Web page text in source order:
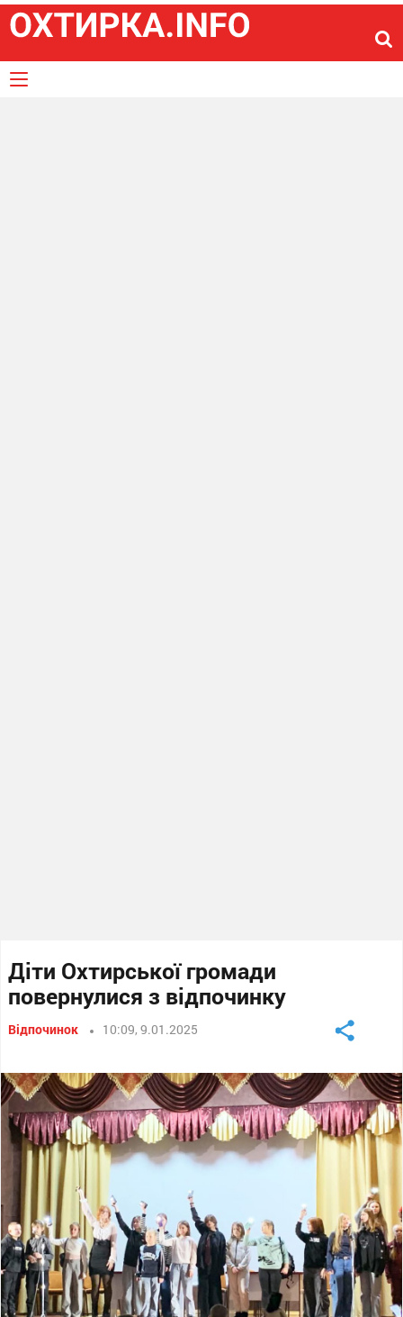
Діти Охтирської громади
повернулися з відпочинку
Відпочинок 10:09, 9.01.2025